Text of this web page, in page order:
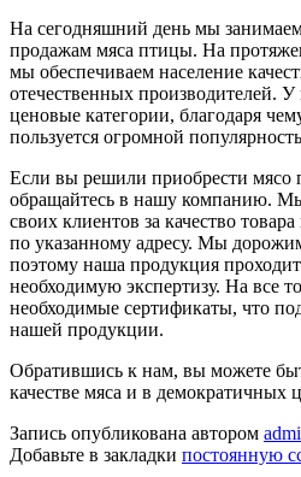
На сегодняшний день мы
продажам мяса птицы. На
мы обеспечиваем население
отечественных производителей.
ценовые категории, благодаря
пользуется огромной
Если вы решили приобрести
обращайтесь в нашу компанию.
своих клиентов за качество
по указанному адресу. Мы
поэтому наша продукция
необходимую экспертизу. На все
необходимые сертификаты, что
нашей продукции.
Обратившись к нам, вы можете
качестве мяса и в демократичных
Запись опубликована автором
Добавьте в закладки постоянную